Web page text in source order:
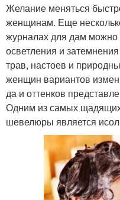
Желание меняться
женщинам. Еще
журналах для дам можно
осветления и
трав, настоев и
женщин вариантов
да и оттенков
Одним из самых
шевелюры является